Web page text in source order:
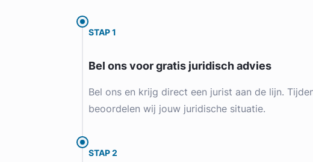
STAP 1
Bel ons voor gratis juridisch advies
Bel ons en krijg direct een jurist aan de lijn.
beoordelen wij jouw juridische situatie.
STAP 2